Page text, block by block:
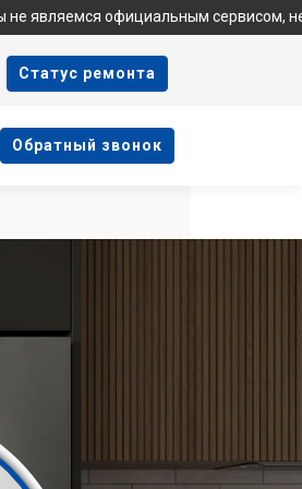
сервисом, не
Cтатус ремонта
Oбратный звонок